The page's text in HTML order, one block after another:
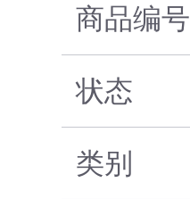
商品编号
状态
类别